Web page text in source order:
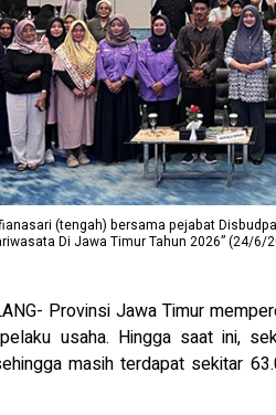
(tengah) bersama pejabat
Di Jawa Timur Tahun 2026” (24/6/
Provinsi Jawa Timur
usaha. Hingga saat ini,
masih terdapat sekitar